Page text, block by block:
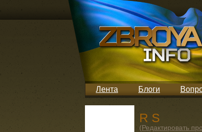
Лента Блоги
R S
(Редактировать